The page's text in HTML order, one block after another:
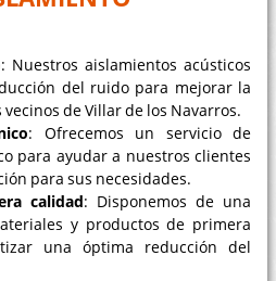
: Nuestros aislamientos acústicos
del ruido para mejorar la
de Villar de los Navarros.
: Ofrecemos un servicio de
para ayudar a nuestros clientes
para sus necesidades.
calidad: Disponemos de una
y productos de primera
una óptima reducción del